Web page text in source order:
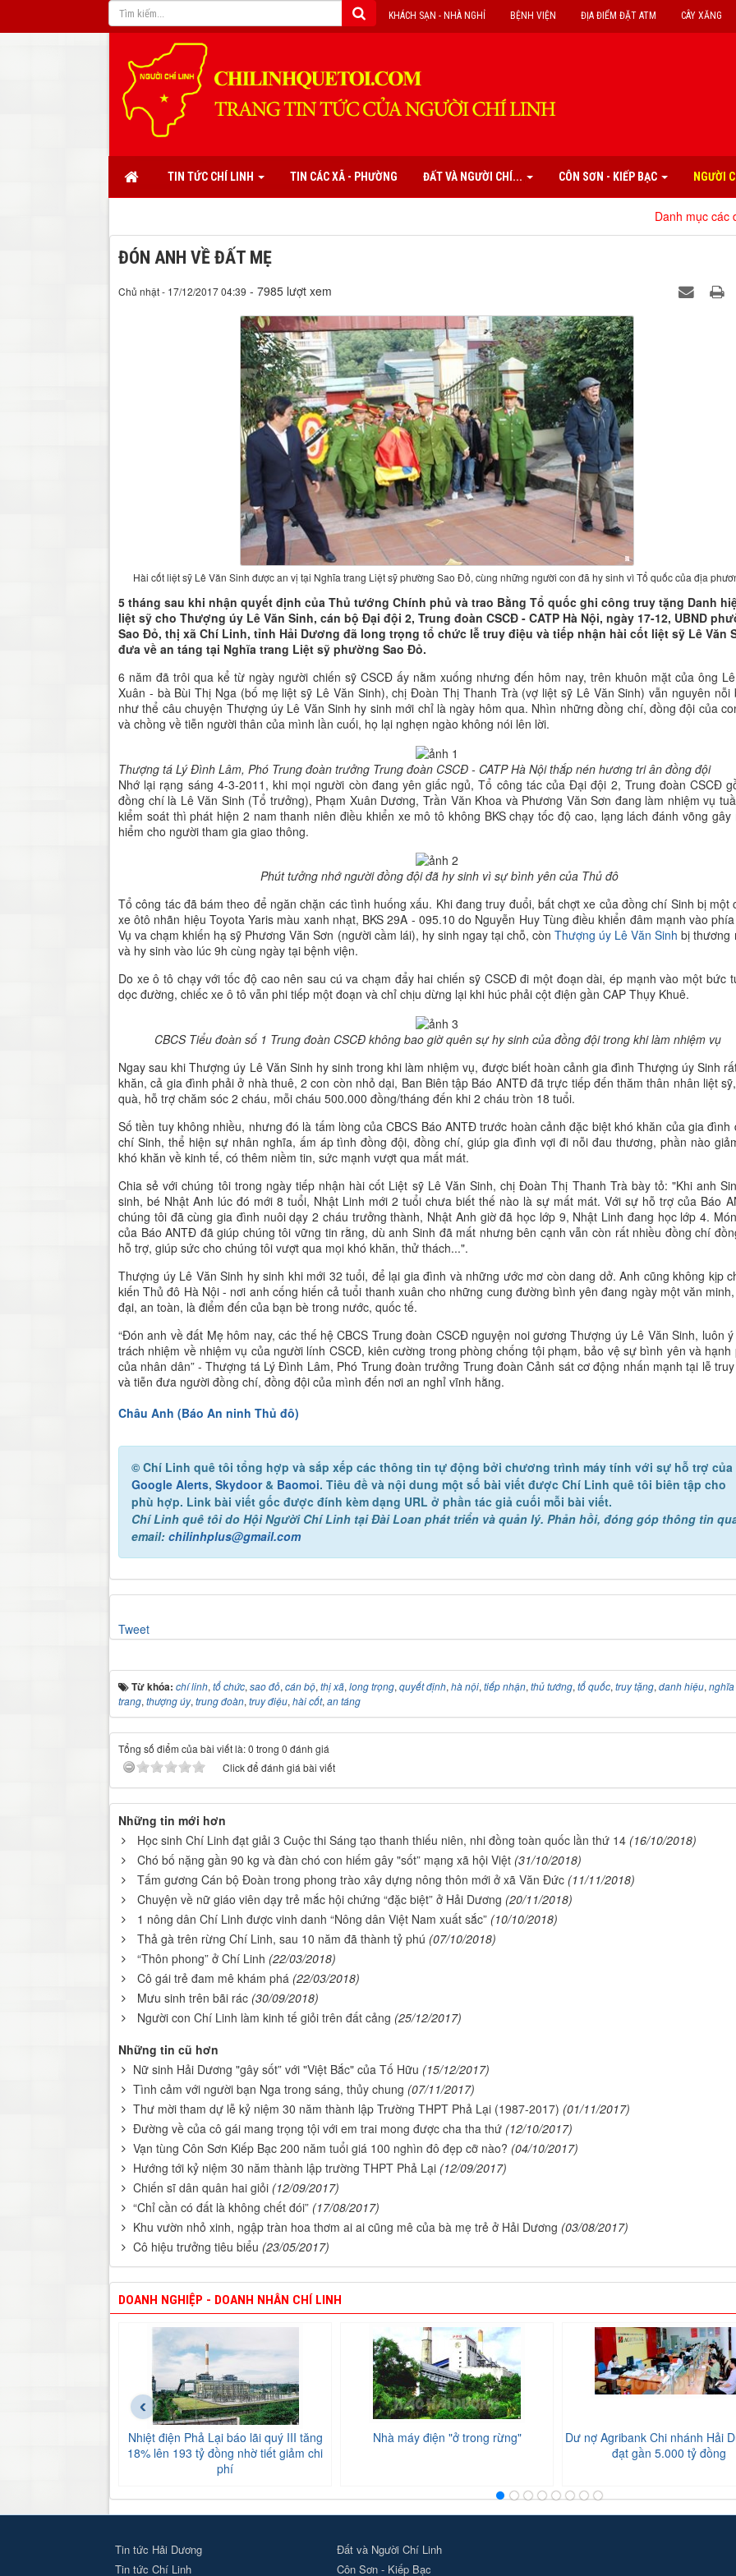
CÂY XĂNG
ĐỊA ĐIỂM ĐẶT ATM
BỆNH VIỆN
KHÁCH SẠN - NHÀ NGHỈ
TIN TỨC CHÍ LINH TIN CÁC XÃ - PHƯỜNG ĐẤT VÀ NGƯỜI CHÍ... CÔN SƠN - KIẾP BẠC NGƯỜI
Danh mục các di tích,
ĐÓN ANH VỀ ĐẤT MẸ
Chủ nhật - 17/12/2017 04:39 - 7985 lượt xem
Hài cốt liệt sỹ Lê Văn Sinh được an vị tại Nghĩa trang Liệt sỹ phường Sao Đỏ, cùng những người con đã hy sinh vì Tổ quốc của địa
5 tháng sau khi nhận quyết định của Thủ tướng Chính phủ và trao Bằng Tổ quốc ghi công truy tặng Danh
liệt sỹ cho Thượng úy Lê Văn Sinh, cán bộ Đại đội 2, Trung đoàn CSCĐ - CATP Hà Nội, ngày 17-12, UBND
Sao Đỏ, thị xã Chí Linh, tỉnh Hải Dương đã long trọng tổ chức lễ truy điệu và tiếp nhận hài cốt liệt sỹ Lê Văn
đưa về an táng tại Nghĩa trang Liệt sỹ phường Sao Đỏ.
6 năm đã trôi qua kể từ ngày người chiến sỹ CSCĐ ấy nằm xuống nhưng đến hôm nay, trên khuôn mặt của ông
Xuân - bà Bùi Thị Nga (bố mẹ liệt sỹ Lê Văn Sinh), chị Đoàn Thị Thanh Trà (vợ liệt sỹ Lê Văn Sinh) vẫn nguyên nỗi
như thể câu chuyện Thượng úy Lê Văn Sinh hy sinh mới chỉ là ngày hôm qua. Nhìn những đồng chí, đồng đội của
và chồng về tiễn người thân của mình lần cuối, họ lại nghẹn ngào không nói lên lời.
Thượng tá Lý Đình Lâm, Phó Trung đoàn trưởng Trung đoàn CSCĐ - CATP Hà Nội thắp nén hương tri ân đồng đội
Nhớ lại rạng sáng 4-3-2011, khi mọi người còn đang yên giấc ngủ, Tổ công tác của Đại đội 2, Trung đoàn CSCĐ
đồng chí là Lê Văn Sinh (Tổ trưởng), Phạm Xuân Dương, Trần Văn Khoa và Phương Văn Sơn đang làm nhiệm vụ
kiểm soát thì phát hiện 2 nam thanh niên điều khiển xe mô tô không BKS chạy tốc độ cao, lạng lách đánh võng gây
hiểm cho người tham gia giao thông.
Phút tưởng nhớ người đồng đội đã hy sinh vì sự bình yên của Thủ đô
Tổ công tác đã bám theo để ngăn chặn các tình huống xấu. Khi đang truy đuổi, bất chợt xe của đồng chí Sinh bị một
xe ôtô nhãn hiệu Toyota Yaris màu xanh nhạt, BKS 29A - 095.10 do Nguyễn Huy Tùng điều khiển đâm mạnh vào
Vụ va chạm khiến hạ sỹ Phương Văn Sơn (người cầm lái), hy sinh ngay tại chỗ, cònThượng úy Lê Văn Sinh bị thương
và hy sinh vào lúc 9h cùng ngày tại bệnh viện.
Do xe ô tô chạy với tốc độ cao nên sau cú va chạm đẩy hai chiến sỹ CSCĐ đi một đoạn dài, ép mạnh vào một bức
dọc đường, chiếc xe ô tô vẫn phi tiếp một đoạn và chỉ chịu dừng lại khi húc phải cột điện gần CAP Thụy Khuê.
CBCS Tiểu đoàn số 1 Trung đoàn CSCĐ không bao giờ quên sự hy sinh của đồng đội trong khi làm nhiệm vụ
Ngay sau khi Thượng úy Lê Văn Sinh hy sinh trong khi làm nhiệm vụ, được biết hoàn cảnh gia đình Thượng úy Sinh
khăn, cả gia đình phải ở nhà thuê, 2 con còn nhỏ dại, Ban Biên tập Báo ANTĐ đã trực tiếp đến thăm thân nhân liệt
quà, hỗ trợ chăm sóc 2 cháu, mỗi cháu 500.000 đồng/tháng đến khi 2 cháu tròn 18 tuổi.
Số tiền tuy không nhiều, nhưng đó là tấm lòng của CBCS Báo ANTĐ trước hoàn cảnh đặc biệt khó khăn của gia đình
chí Sinh, thể hiện sự nhân nghĩa, ấm áp tình đồng đội, đồng chí, giúp gia đình vợi đi nỗi đau thương, phần nào
khó khăn về kinh tế, có thêm niềm tin, sức mạnh vượt qua mất mát.
Chia sẻ với chúng tôi trong ngày tiếp nhận hài cốt Liệt sỹ Lê Văn Sinh, chị Đoàn Thị Thanh Trà bày tỏ: "Khi anh
sinh, bé Nhật Anh lúc đó mới 8 tuổi, Nhật Linh mới 2 tuổi chưa biết thế nào là sự mất mát. Với sự hỗ trợ của Báo
chúng tôi đã cùng gia đình nuôi dạy 2 cháu trưởng thành, Nhật Anh giờ đã học lớp 9, Nhật Linh đang học lớp 4.
của Báo ANTĐ đã giúp chúng tôi vững tin rằng, dù anh Sinh đã mất nhưng bên cạnh vẫn còn rất nhiều đồng chí
hỗ trợ, giúp sức cho chúng tôi vượt qua mọi khó khăn, thử thách...".
Thượng úy Lê Văn Sinh hy sinh khi mới 32 tuổi, để lại gia đình và những ước mơ còn dang dở. Anh cũng không kịp
kiến Thủ đô Hà Nội - nơi anh cống hiến cả tuổi thanh xuân cho những cung đường bình yên đang ngày một văn
đại, an toàn, là điểm đến của bạn bè trong nước, quốc tế.
“Đón anh về đất Mẹ hôm nay, các thế hệ CBCS Trung đoàn CSCĐ nguyện noi gương Thượng úy Lê Văn Sinh, luôn
trách nhiệm về nhiệm vụ của người lính CSCĐ, kiên cường trong phòng chống tội phạm, bảo vệ sự bình yên và hạnh
của nhân dân” - Thượng tá Lý Đình Lâm, Phó Trung đoàn trưởng Trung đoàn Cảnh sát cơ động nhấn mạnh tại lễ
và tiễn đưa người đồng chí, đồng đội của mình đến nơi an nghỉ vĩnh hằng.
Châu Anh (Báo An ninh Thủ đô)​
© Chí Linh quê tôi tổng hợp và sắp xếp các thông tin tự động bởi chương trình máy tính với sự hỗ trợ của
Google Alerts, Skydoor& Baomoi. Tiêu đề và nội dung một số bài viết được Chí Linh quê tôi biên tập cho
phù hợp. Link bài viết gốc được đính kèm dạng URL ở phần tác giả cuối mỗi bài viết.
Chí Linh quê tôido Hội Người Chí Linh tại Đài Loan phát triển và quản lý. Phản hồi, đóng góp thông tin
email: chilinhplus@gmail.com
Tweet
Từ khóa: chí linh, tổ chức, sao đỏ, cán bộ, thị xã, long trọng, quyết định, hà nội, tiếp nhận, thủ tướng, tổ quốc, truy tặng, danh hiệu, nghĩa
trang, thượng úy, trung đoàn, truy điệu, hài cốt, an táng
Tổng số điểm của bài viết là: 0 trong 0 đánh giá
Click để đánh giá bài viết
Những tin mới hơn
Học sinh Chí Linh đạt giải 3 Cuộc thi Sáng tạo thanh thiếu niên, nhi đồng toàn quốc lần thứ 14 (16/10/2018)
Chó bố nặng gần 90 kg và đàn chó con hiếm gây "sốt” mạng xã hội Việt (31/10/2018)
Tấm gương Cán bộ Đoàn trong phong trào xây dựng nông thôn mới ở xã Văn Đức (11/11/2018)
Chuyện về nữ giáo viên dạy trẻ mắc hội chứng “đặc biệt” ở Hải Dương (20/11/2018)
1 nông dân Chí Linh được vinh danh “Nông dân Việt Nam xuất sắc” (10/10/2018)
Thả gà trên rừng Chí Linh, sau 10 năm đã thành tỷ phú (07/10/2018)
“Thôn phong” ở Chí Linh (22/03/2018)
Cô gái trẻ đam mê khám phá (22/03/2018)
Mưu sinh trên bãi rác (30/09/2018)
Người con Chí Linh làm kinh tế giỏi trên đất cảng (25/12/2017)
Những tin cũ hơn
Nữ sinh Hải Dương "gây sốt” với "Việt Bắc" của Tố Hữu (15/12/2017)
Tình cảm với người bạn Nga trong sáng, thủy chung (07/11/2017)
Thư mời tham dự lễ kỷ niệm 30 năm thành lập Trường THPT Phả Lại (1987-2017) (01/11/2017)
Đường về của cô gái mang trọng tội với em trai mong được cha tha thứ (12/10/2017)
Vạn tùng Côn Sơn Kiếp Bạc 200 năm tuổi giá 100 nghìn đô đẹp cỡ nào? (04/10/2017)
Hướng tới kỷ niệm 30 năm thành lập trường THPT Phả Lại (12/09/2017)
Chiến sĩ dân quân hai giỏi (12/09/2017)
“Chỉ cần có đất là không chết đói” (17/08/2017)
Khu vườn nhỏ xinh, ngập tràn hoa thơm ai ai cũng mê của bà mẹ trẻ ở Hải Dương (03/08/2017)
Cô hiệu trưởng tiêu biểu (23/05/2017)
DOANH NGHIỆP - DOANH NHÂN CHÍ LINH
Nhiệt điện Phả Lại báo lãi quý III tăng
18% lên 193 tỷ đồng nhờ tiết giảm chi
phí
Nhà máy điện "ở trong rừng"
Dư nợ Agribank Chi nhánh Hải
đạt gần 5.000 tỷ đồng
‹
Tin tức Hải Dương
Tin tức Chí Linh
Đất và Người Chí Linh
Côn Sơn - Kiếp Bạc